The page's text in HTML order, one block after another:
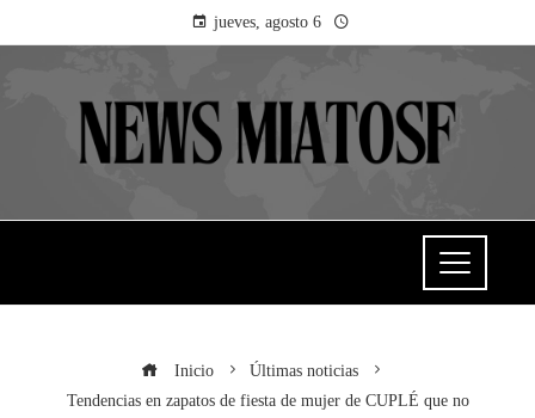
jueves, agosto 6
Inicio
Últimas noticias
Tendencias en zapatos de fiesta de mujer de CUPLÉ que no